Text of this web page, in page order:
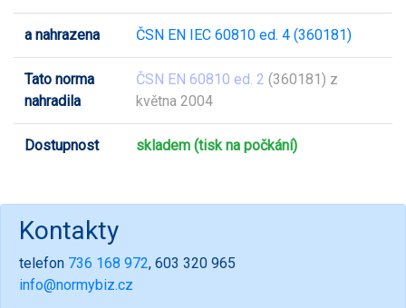
a nahrazena ČSN EN IEC 60810 ed. 4 (360181)
Tato norma
nahradila
ČSN EN 60810 ed. 2 (360181) z
května 2004
Dostupnost skladem (tisk na počkání)
Kontakty
telefon 736 168 972, 603 320 965
info@normybiz.cz